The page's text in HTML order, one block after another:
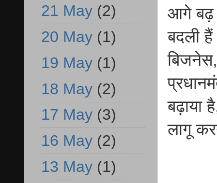
आगे बढ़
बदली
बढ़ाया
लागू
21 May (2)
20 May (1)
19 May (1)
18 May (2)
17 May (3)
16 May (2)
13 May (1)